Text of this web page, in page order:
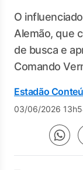
O
Alemão, que
de busca e
Comando
Estadão
03/06/2026